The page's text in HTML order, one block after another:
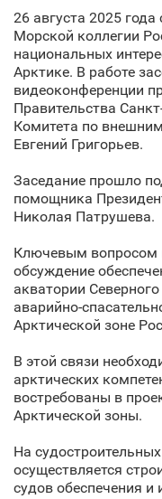
26 августа 2025
Морской коллегии
национальных
Арктике. В работе
видеоконференции
Правительства
Комитета по
Евгений Григорьев.
Заседание прошло
помощника
Николая Патрушева.
Ключевым вопросом
обсуждение
акватории
аварийно-
Арктической зоне
В этой связи
арктических
востребованы в
Арктической зоны.
На
осуществляется
судов обеспечения и